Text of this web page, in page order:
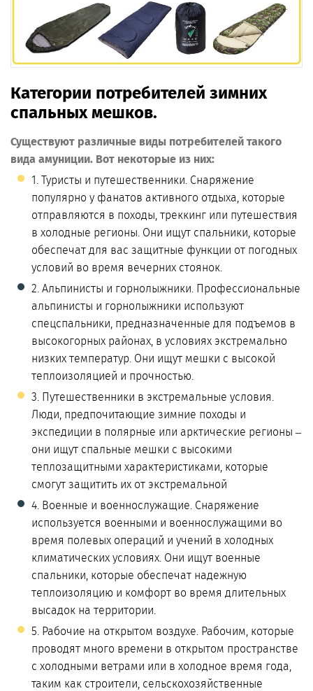
Категории потребителей зимних
спальных мешков.
Существуют различные виды потребителей такого
вида амуниции. Вот некоторые из них:
1. Туристы и путешественники. Снаряжение
популярно у фанатов активного отдыха, которые
отправляются в походы, треккинг или путешествия
в холодные регионы. Они ищут спальники, которые
обеспечат для вас защитные функции от погодных
условий во время вечерних стоянок.
2. Альпинисты и горнолыжники. Профессиональные
альпинисты и горнолыжники используют
спецспальники, предназначенные для подъемов в
высокогорных районах, в условиях экстремально
низких температур. Они ищут мешки с высокой
теплоизоляцией и прочностью.
3. Путешественники в экстремальные условия.
Люди, предпочитающие зимние походы и
экспедиции в полярные или арктические регионы –
они ищут спальные мешки с высокими
теплозащитными характеристиками, которые
смогут защитить их от экстремальной
4. Военные и военнослужащие. Снаряжение
используется военными и военнослужащими во
время полевых операций и учений в холодных
климатических условиях. Они ищут военные
спальники, которые обеспечат надежную
теплоизоляцию и комфорт во время длительных
высадок на территории.
5. Рабочие на открытом воздухе. Рабочим, которые
проводят много времени в открытом пространстве
с холодными ветрами или в холодное время года,
таким как строители, сельскохозяйственные